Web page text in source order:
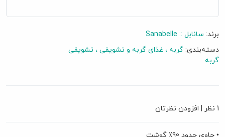
برند: سانابل :: Sanabelle
دسته‌بندی: گربه غذای گربه و تشویقی
تشویقی
گربه
1 نظر افزودن نظرتان
• حاوی حدود 90٪ گوشت